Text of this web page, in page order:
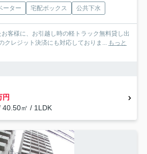
ーター 宅配ボックス 公共下水
客様に、お引越し時の軽トラック無料貸し出
クレジット決済にも対応しておりま... もっと
円
40.50㎡ / 1LDK